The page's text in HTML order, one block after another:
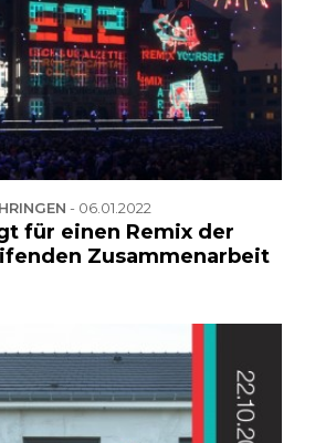
- 06.01.2022
für einen Remix der
Zusammenarbeit